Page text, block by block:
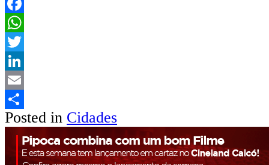
Facebook
WhatsApp
Twitter
LinkedIn
Email
Share
Posted in Cidades